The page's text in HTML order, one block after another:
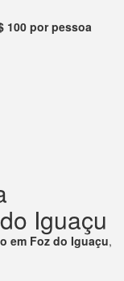
100 por pessoa
Iguaçu
em Foz do Iguaçu,